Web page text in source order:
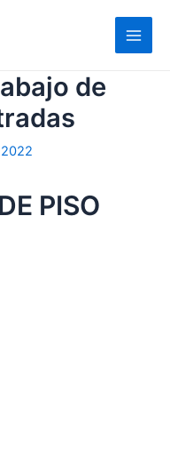
de
PISO